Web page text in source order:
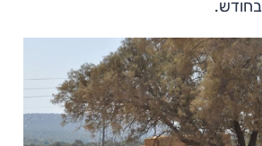
בחודש.